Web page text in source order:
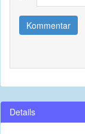
Kommentar
Details